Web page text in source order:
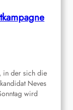
in der sich die
Neves
wird